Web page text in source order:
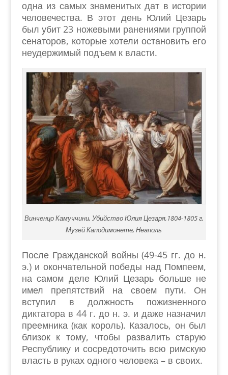
одна из самых знаменитых дат в истории
человечества. В этот день Юлий Цезарь
был убит 23 ножевыми ранениями группой
сенаторов, которые хотели остановить его
неудержимый подъем к власти.
Винченцо Камуччини, Убийство Юлия Цезаря,1804-1805 г,
Музей Каподимонете, Неаполь
После Гражданской войны (49-45 гг. до н.
э.) и окончательной победы над Помпеем,
на самом деле Юлий Цезарь больше не
имел препятствий на своем пути. Он
вступил в должность пожизненного
диктатора в 44 г. до н. э. и даже назначил
преемника (как король). Казалось, он был
близок к тому, чтобы развалить старую
Республику и сосредоточить всю римскую
власть в руках одного человека – в своих.